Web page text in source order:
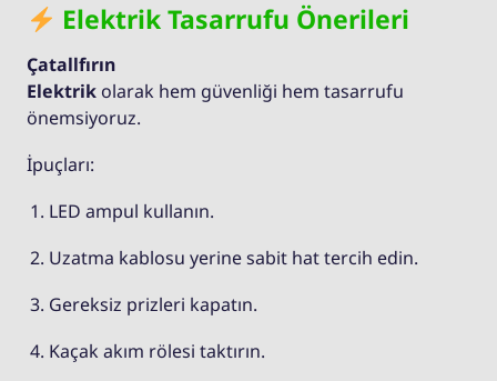
Elektrik Tasarrufu Önerileri
Çatallfırın
Elektrik olarak hem güvenliği hem tasarrufu
önemsiyoruz.
İpuçları:
LED ampul kullanın.
Uzatma kablosu yerine sabit hat tercih edin.
Gereksiz prizleri kapatın.
Kaçak akım rölesi taktırın.